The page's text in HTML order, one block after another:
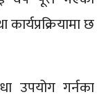
छ
उपयोग गर्नका